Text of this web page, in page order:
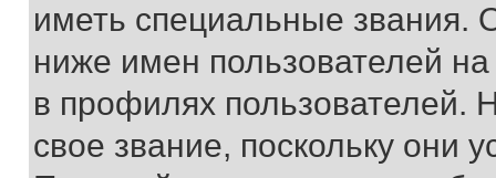
иметь специальные звания.
ниже имен пользователей
в профилях
свое звание, поскольку они